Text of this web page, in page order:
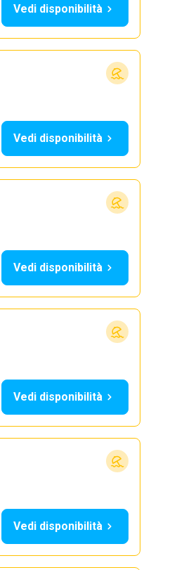
Vedi disponibilità
Vedi disponibilità
Vedi disponibilità
Vedi disponibilità
Vedi disponibilità